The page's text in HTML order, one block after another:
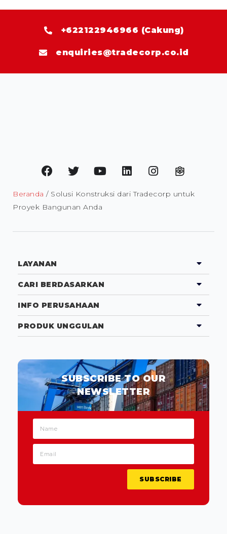
+622122946966 (Cakung)
enquiries@tradecorp.co.id
Beranda / Solusi Konstruksi dari Tradecorp untuk
Proyek Bangunan Anda
LAYANAN
CARI BERDASARKAN
INFO PERUSAHAAN
PRODUK UNGGULAN
SUBSCRIBE TO OUR
NEWSLETTER
SUBSCRIBE